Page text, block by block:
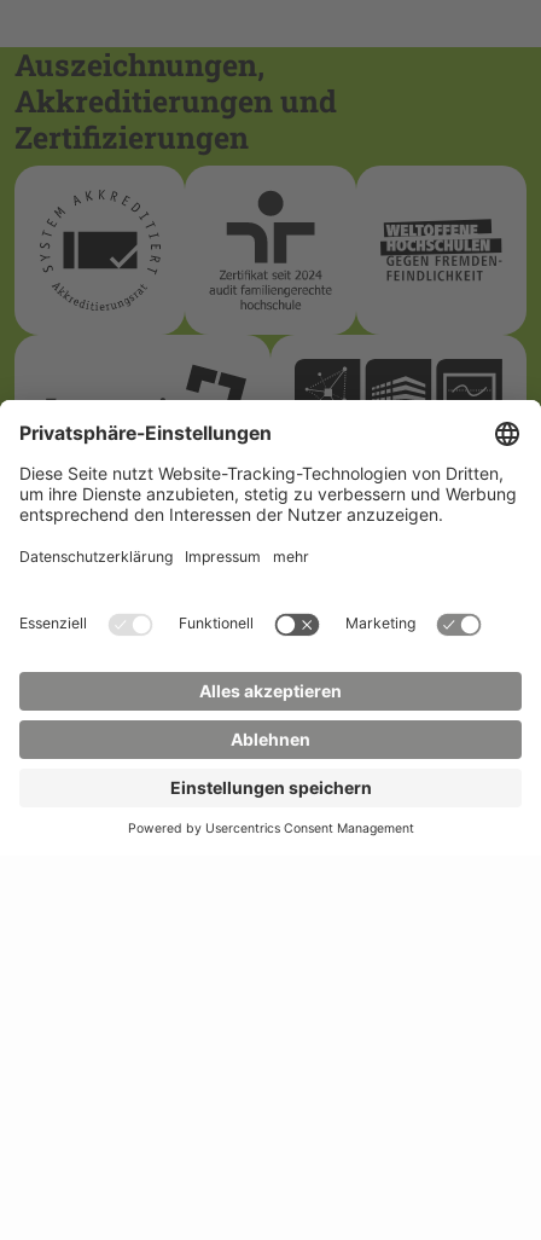
Auszeichnungen,
Akkreditierungen und
Zertifizierungen
Telefon:+49 3583 612-
0
info(at)hszg.de
Telefon:
3055
WhatsApp:+49 173
2086748
Mail: